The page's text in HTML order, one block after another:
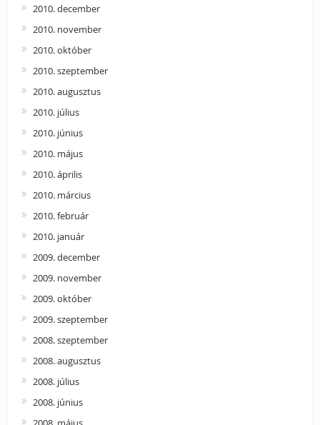
2010. december
2010. november
2010. október
2010. szeptember
2010. augusztus
2010. július
2010. június
2010. május
2010. április
2010. március
2010. február
2010. január
2009. december
2009. november
2009. október
2009. szeptember
2008. szeptember
2008. augusztus
2008. július
2008. június